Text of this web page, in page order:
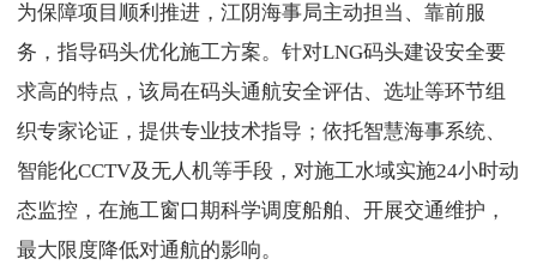
为保障项目顺利推进，江阴海事局主动担当、靠前服
务，指导码头优化施工方案。针对LNG码头建设安全要
求高的特点，该局在码头通航安全评估、选址等环节组
织专家论证，提供专业技术指导；依托智慧海事系统、
智能化CCTV及无人机等手段，对施工水域实施24小时动
态监控，在施工窗口期科学调度船舶、开展交通维护，
最大限度降低对通航的影响。